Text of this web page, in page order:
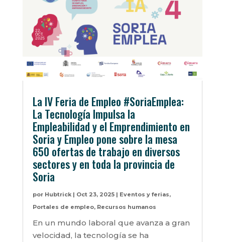
La IV Feria de Empleo #SoriaEmplea:
La Tecnología Impulsa la
Empleabilidad y el Emprendimiento en
Soria y Empleo pone sobre la mesa
650 ofertas de trabajo en diversos
sectores y en toda la provincia de
Soria
por Hubtrick| Oct 23, 2025| Eventos y ferias,
Portales de empleo, Recursos humanos
En un mundo laboral que avanza a gran
velocidad, la tecnología se ha